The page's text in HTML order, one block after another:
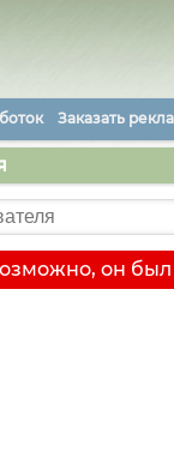
Заказать
он был